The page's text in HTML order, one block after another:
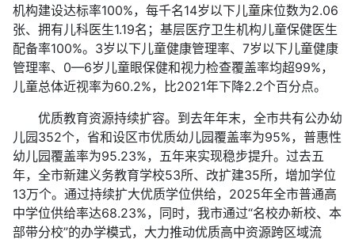
机构建设达标率100%，每千名14岁以下儿童床位数为2.06
张、拥有儿科医生1.19名；基层医疗卫生机构儿童保健医生
配备率100%。3岁以下儿童健康管理率、7岁以下儿童健康
管理率、0—6岁儿童眼保健和视力检查覆盖率均超99%，
儿童总体近视率为60.2%，比2021年下降2.2个百分点。
优质教育资源持续扩容。到去年年末，全市共有公办幼
儿园352个，省和设区市优质幼儿园覆盖率为95%，普惠性
幼儿园覆盖率为95.23%，五年来实现稳步提升。过去五
年，全市新建义务教育学校53所、改扩建35所，增加学位
13万个。通过持续扩大优质学位供给，2025年全市普通高
中学位供给率达68.23%，同时，我市通过“名校办新校、本
部带分校”的办学模式，大力推动优质高中资源跨区域流